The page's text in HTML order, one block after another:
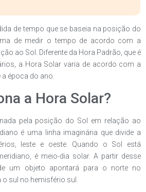
de tempo que se baseia na posição do
de medir o tempo de acordo com a
ao Sol. Diferente da Hora Padrão, que é
a Hora Solar varia de acordo com a
época do ano.
a Hora Solar?
pela posição do Sol em relação ao
é uma linha imaginária que divide a
leste e oeste. Quando o Sol está
é meio-dia solar. A partir desse
um objeto apontará para o norte no
sul no hemisfério sul.